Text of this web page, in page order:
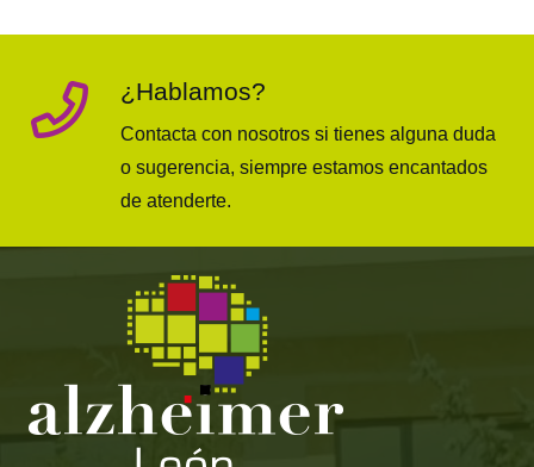
¿Hablamos?
Contacta con nosotros si tienes alguna duda
o sugerencia, siempre estamos encantados
de atenderte.